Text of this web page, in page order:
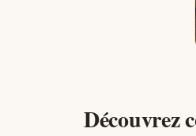
Découvrez